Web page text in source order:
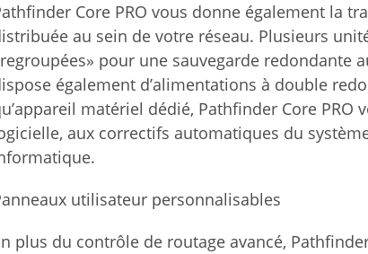
Core PRO vous donne également la
au sein de votre réseau. Plusieurs
pour une sauvegarde redondante
également d’alimentations à double
matériel dédié, Pathfinder Core
aux correctifs automatiques du
utilisateur personnalisables
plus du contrôle de routage avancé,